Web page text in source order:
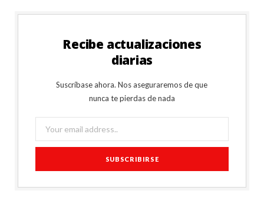
Recibe actualizaciones
diarias
Suscríbase ahora. Nos aseguraremos de que
nunca te pierdas de nada